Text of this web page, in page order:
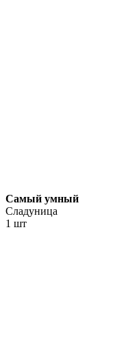
Самый умный
Сладуница
1 шт